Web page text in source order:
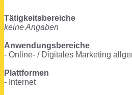
Tätigkeitsbereiche
keine Angaben
Anwendungsbereiche
- Online- / Digitales Marketing
Plattformen
- Internet